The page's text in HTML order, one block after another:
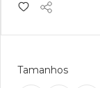
Tamanhos